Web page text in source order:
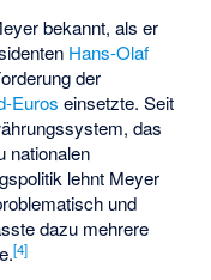
bekannt, als er
Hans-Olaf
der
Euros einsetzte. Seit
das
nationalen
lehnt Meyer
und
dazu mehrere
[4]